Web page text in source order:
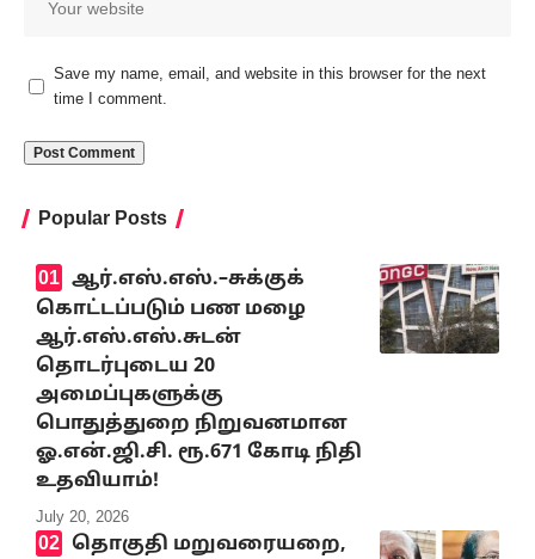
Save my name, email, and website in this browser for the next
time I comment.
Popular Posts
ஆர்.எஸ்.எஸ்.–சுக்குக்
கொட்டப்படும் பண மழை
ஆர்.எஸ்.எஸ்.சுடன்
தொடர்புடைய 20
அமைப்புகளுக்கு
பொதுத்துறை நிறுவனமான
ஓ.என்.ஜி.சி. ரூ.671 கோடி நிதி
உதவியாம்!
July 20, 2026
தொகுதி மறுவரையறை,